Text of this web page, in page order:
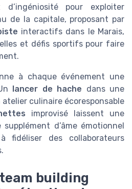
d’ingéniosité pour exploiter
de la capitale, proposant par
interactifs dans le Marais,
et défis sportifs pour faire
à chaque événement une
lancer de hache dans une
culinaire écoresponsable
improvisé laissent une
d’âme émotionnel
fidéliser des collaborateurs
building